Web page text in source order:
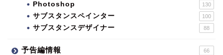
Photoshop 130
サブスタンスペインター 100
サブスタンスデザイナー 88
予告編情報 66